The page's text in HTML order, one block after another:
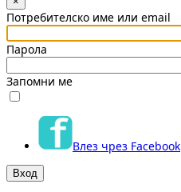
Потребителско име или email
Парола
Запомни ме
Влез чрез Facebook